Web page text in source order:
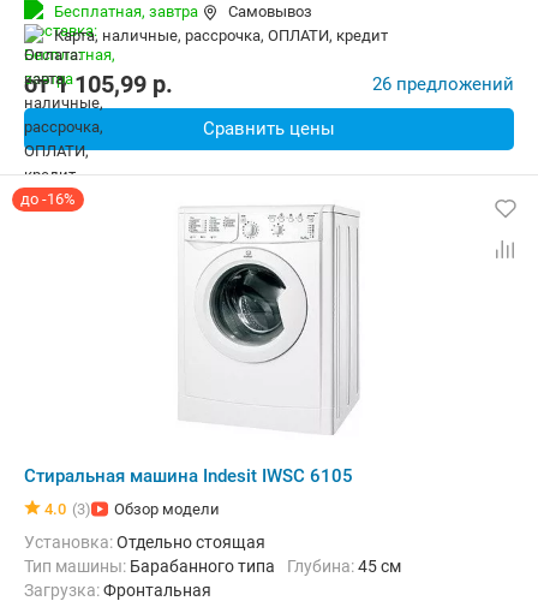
Материал бака:
Пластик
Дополнительные функции:
Выбор скорости отжима,
Безопасность:Защита от детей, Защита от протечек, Контроль
Ширина:60 см
Бесплатная, завтра
Самовывоз
карта, наличные, рассрочка, ОПЛАТИ, кредит
от1 105,99 p. 26 предложений
Сравнить цены
до -16%
Стиральная машина Indesit IWSC 6105
4.0 (3) Обзор модели
Установка:Отдельно стоящая
Тип машины: Барабанного типа Глубина:45 см
загрузка:Фронтальная